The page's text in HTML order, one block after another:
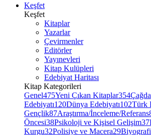
Keşfet
Keşfet
Kitaplar
Yazarlar
Çevirmenler
Editörler
Yayınevleri
Kitap Kulüpleri
Edebiyat Haritası
Kitap Kategorileri
Genel475Yeni Çıkan Kitaplar354
Edebiyatı120Dünya Edebiyatı102Türk
Gençlik87Araştırma/İnceleme/Referans
Öncesi38Psikoloji ve Kişisel Gelişim37
Kurgu32Polisiye ve Macera29